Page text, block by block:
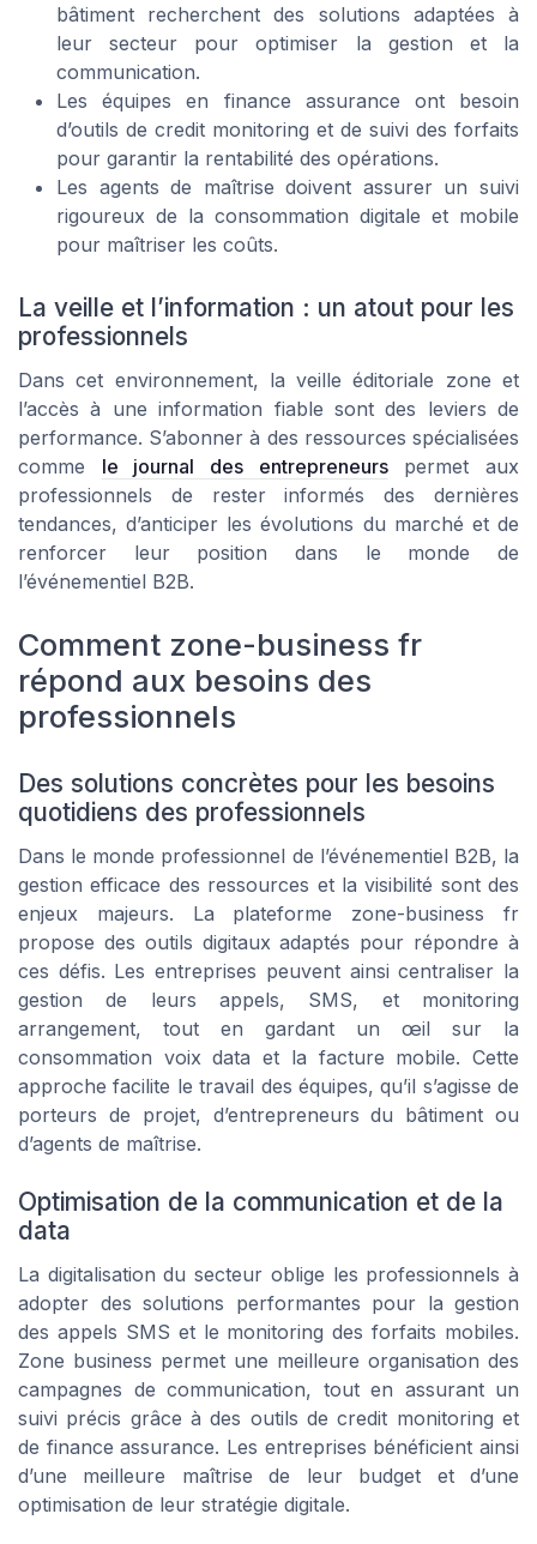
bâtiment recherchent des solutions adaptées à
leur secteur pour optimiser la gestion et la
communication.
Les équipes en finance assurance ont besoin
d’outils de credit monitoring et de suivi des forfaits
pour garantir la rentabilité des opérations.
Les agents de maîtrise doivent assurer un suivi
rigoureux de la consommation digitale et mobile
pour maîtriser les coûts.
La veille et l’information : un atout pour les
professionnels
Dans cet environnement, la veille éditoriale zone et
l’accès à une information fiable sont des leviers de
performance. S’abonner à des ressources spécialisées
comme le journal des entrepreneurspermet aux
professionnels de rester informés des dernières
tendances, d’anticiper les évolutions du marché et de
renforcer leur position dans le monde de
l’événementiel B2B.
Comment zone-business fr
répond aux besoins des
professionnels
Des solutions concrètes pour les besoins
quotidiens des professionnels
Dans le monde professionnel de l’événementiel B2B, la
gestion efficace des ressources et la visibilité sont des
enjeux majeurs. La plateforme zone-business fr
propose des outils digitaux adaptés pour répondre à
ces défis. Les entreprises peuvent ainsi centraliser la
gestion de leurs appels, SMS, et monitoring
arrangement, tout en gardant un œil sur la
consommation voix data et la facture mobile. Cette
approche facilite le travail des équipes, qu’il s’agisse de
porteurs de projet, d’entrepreneurs du bâtiment ou
d’agents de maîtrise.
Optimisation de la communication et de la
data
La digitalisation du secteur oblige les professionnels à
adopter des solutions performantes pour la gestion
des appels SMS et le monitoring des forfaits mobiles.
Zone business permet une meilleure organisation des
campagnes de communication, tout en assurant un
suivi précis grâce à des outils de credit monitoring et
de finance assurance. Les entreprises bénéficient ainsi
d’une meilleure maîtrise de leur budget et d’une
optimisation de leur stratégie digitale.